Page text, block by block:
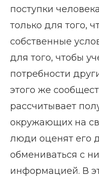
поступки
только для того,
собственные
для того, чтобы
потребности
этого же
рассчитывает
окружающих на
люди оценят его
обмениваться с
информацией. В